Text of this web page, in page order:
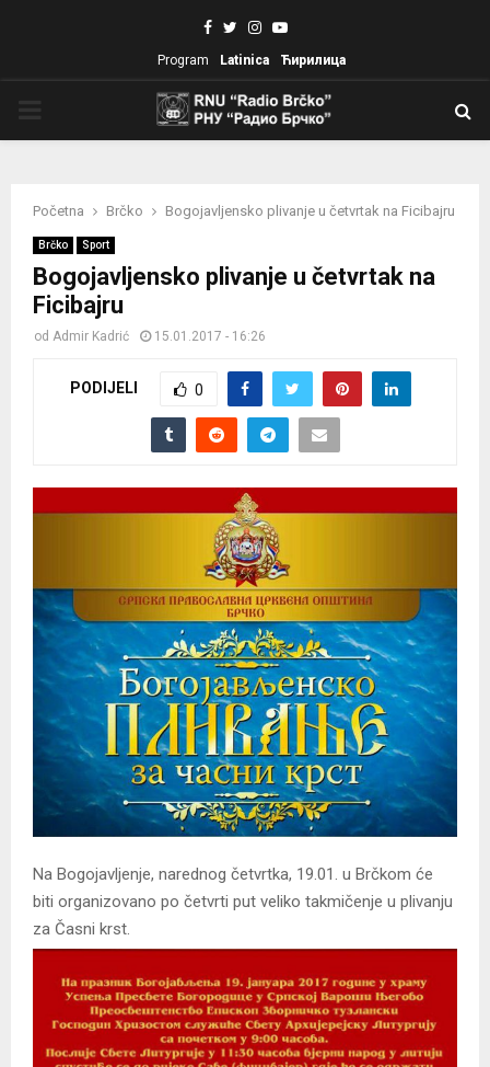
Facebook
TwitterInstagram
Youtube
Program Latinica Ћирилица
Početna Brčko Bogojavljensko plivanje u četvrtak na Ficibajru
Brčko Sport
Bogojavljensko plivanje u četvrtak na
Ficibajru
od Admir Kadrić 15.01.2017 - 16:26
PODIJELI 0
Na Bogojavljenje, narednog četvrtka, 19.01. u Brčkom će
biti organizovano po četvrti put veliko takmičenje u plivanju
za Časni krst.